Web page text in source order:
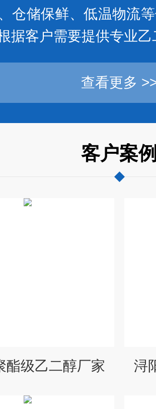
仓储保鲜、低温物流
据客户需要提供专业
查看更多
客户案
酯级乙二醇厂家 浔